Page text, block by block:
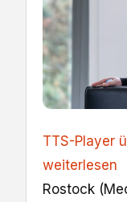
TTS-Player
weiterlesen
Rostock